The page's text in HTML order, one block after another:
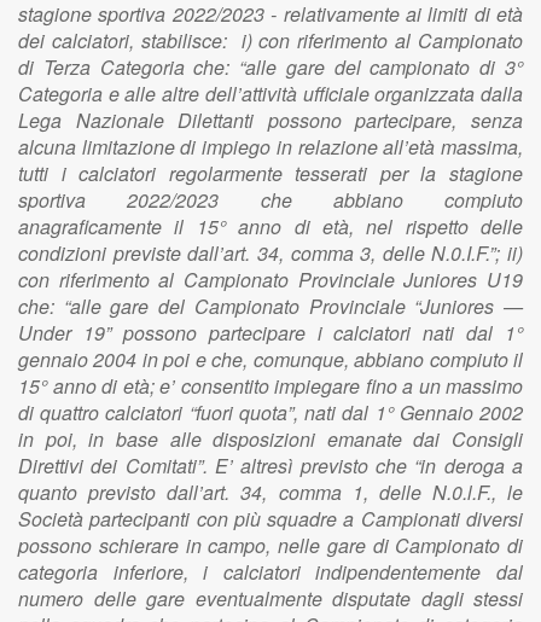
stagione sportiva 2022/2023 - relativamente ai limiti di età
dei calciatori, stabilisce: i) con riferimento al Campionato
di Terza Categoria che: “alle gare del campionato di 3°
Categoria e alle altre dell’attività ufficiale organizzata dalla
Lega Nazionale Dilettanti possono partecipare, senza
alcuna limitazione di impiego in relazione all’età massima,
tutti i calciatori regolarmente tesserati per la stagione
sportiva 2022/2023 che abbiano compiuto
anagraficamente il 15° anno di età, nel rispetto delle
condizioni previste dall’art. 34, comma 3, delle N.0.I.F.”; ii)
con riferimento al Campionato Provinciale Juniores U19
che: “alle gare del Campionato Provinciale “Juniores —
Under 19” possono partecipare i calciatori nati dal 1°
gennaio 2004 in poi e che, comunque, abbiano compiuto il
15° anno di età; e’ consentito impiegare fino a un massimo
di quattro calciatori “fuori quota”, nati dal 1° Gennaio 2002
in poi, in base alle disposizioni emanate dai Consigli
Direttivi dei Comitati”. E’ altresì previsto che “in deroga a
quanto previsto dall’art. 34, comma 1, delle N.0.l.F., le
Società partecipanti con più squadre a Campionati diversi
possono schierare in campo, nelle gare di Campionato di
categoria inferiore, i calciatori indipendentemente dal
numero delle gare eventualmente disputate dagli stessi